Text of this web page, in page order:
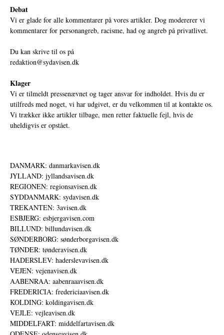
Debat
Vi er glade for alle kommentarer på vores artikler. Dog modererer vi
kommentarer for personangreb, racisme, had og angreb på privatlivet.
Du kan skrive til os på
redaktion@sydavisen.dk
Klager
Vi er tilmeldt pressenævnet og tager ansvar for indholdet. Hvis du er
utilfreds med noget, vi har udgivet, er du velkommen til at kontakte os.
Vi trækker ikke artikler tilbage, men retter faktuelle fejl, hvis de
uheldigvis er opstået.
DANMARK: danmarkavisen.dk
JYLLAND: jyllandsavisen.dk
REGIONEN: regionsavisen.dk
SYDDANMARK: sydavisen.dk
TREKANTEN: 3avisen.dk
ESBJERG: esbjergavisen.com
BILLUND: billundavisen.dk
SØNDERBORG: sønderborgavisen.dk
TØNDER: tønderavisen.dk
HADERSLEV: haderslevavisen.dk
VEJEN: vejenavisen.dk
AABENRAA: aabenraaavisen.dk
FREDERICIA: fredericiaavisen.dk
KOLDING: koldingavisen.dk
VEJLE: vejleavisen.dk
MIDDELFART: middelfartavisen.dk